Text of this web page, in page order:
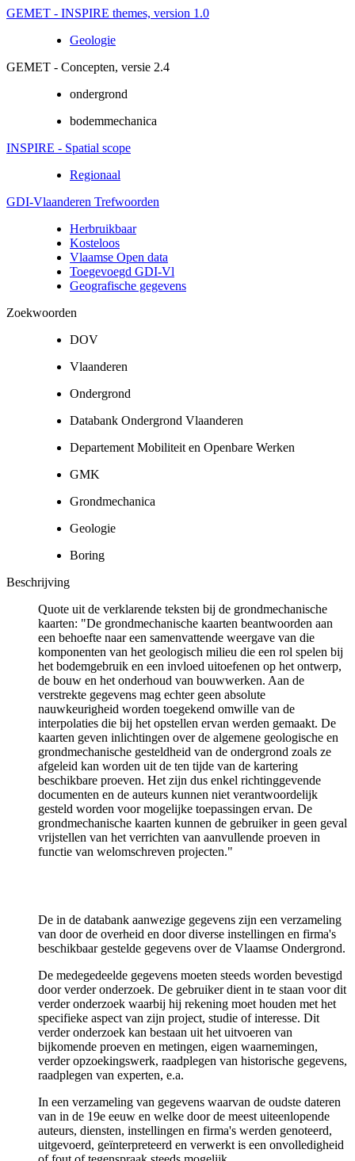
GEMET - INSPIRE themes, version 1.0
Geologie
GEMET - Concepten, versie 2.4
ondergrond
bodemmechanica
INSPIRE - Spatial scope
Regionaal
GDI-Vlaanderen Trefwoorden
Herbruikbaar
Kosteloos
Vlaamse Open data
Toegevoegd GDI-Vl
Geografische gegevens
Zoekwoorden
DOV
Vlaanderen
Ondergrond
Databank Ondergrond Vlaanderen
Departement Mobiliteit en Openbare Werken
GMK
Grondmechanica
Geologie
Boring
Beschrijving
Quote uit de verklarende teksten bij de grondmechanische
kaarten: "De grondmechanische kaarten beantwoorden aan
een behoefte naar een samenvattende weergave van die
komponenten van het geologisch milieu die een rol spelen bij
het bodemgebruik en een invloed uitoefenen op het ontwerp,
de bouw en het onderhoud van bouwwerken. Aan de
verstrekte gegevens mag echter geen absolute
nauwkeurigheid worden toegekend omwille van de
interpolaties die bij het opstellen ervan werden gemaakt. De
kaarten geven inlichtingen over de algemene geologische en
grondmechanische gesteldheid van de ondergrond zoals ze
afgeleid kan worden uit de ten tijde van de kartering
beschikbare proeven. Het zijn dus enkel richtinggevende
documenten en de auteurs kunnen niet verantwoordelijk
gesteld worden voor mogelijke toepassingen ervan. De
grondmechanische kaarten kunnen de gebruiker in geen geval
vrijstellen van het verrichten van aanvullende proeven in
functie van welomschreven projecten."
De in de databank aanwezige gegevens zijn een verzameling
van door de overheid en door diverse instellingen en firma's
beschikbaar gestelde gegevens over de Vlaamse Ondergrond.
De medegedeelde gegevens moeten steeds worden bevestigd
door verder onderzoek. De gebruiker dient in te staan voor dit
verder onderzoek waarbij hij rekening moet houden met het
specifieke aspect van zijn project, studie of interesse. Dit
verder onderzoek kan bestaan uit het uitvoeren van
bijkomende proeven en metingen, eigen waarnemingen,
verder opzoekingswerk, raadplegen van historische gegevens,
raadplegen van experten, e.a.
In een verzameling van gegevens waarvan de oudste dateren
van in de 19e eeuw en welke door de meest uiteenlopende
auteurs, diensten, instellingen en firma's werden genoteerd,
uitgevoerd, geïnterpreteerd en verwerkt is een onvolledigheid